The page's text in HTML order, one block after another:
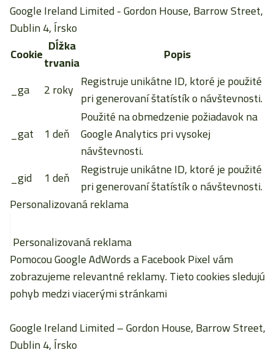
Google Ireland Limited- Gordon House, Barrow Street,
Dublin 4, Írsko
Cookie Dĺžka
trvania
Popis
_ga
2 roky Registruje unikátne ID, ktoré je použité
pri generovaní štatístík o návštevnosti.
_gat
1 deň
Použité na obmedzenie požiadavok na
Google Analytics pri vysokej
návštevnosti.
_gid
1 deň
Registruje unikátne ID, ktoré je použité
pri generovaní štatístík o návštevnosti.
Personalizovaná reklama
Personalizovaná reklama
Pomocou Google AdWords a Facebook Pixel vám
zobrazujeme relevantné reklamy. Tieto cookies sledujú
pohyb medzi viacerými stránkami
Google Ireland Limited– Gordon House, Barrow Street,
Dublin 4, Írsko